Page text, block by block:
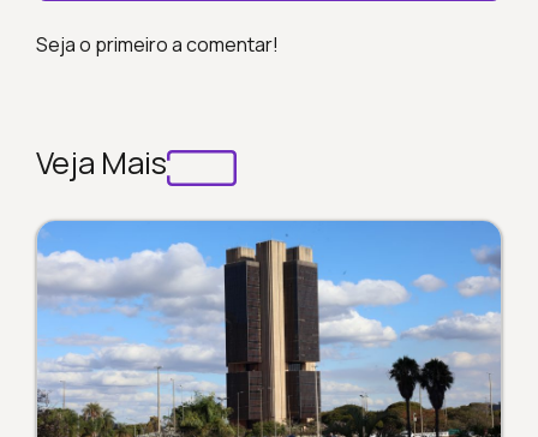
Seja o primeiro a comentar!
Veja Mais